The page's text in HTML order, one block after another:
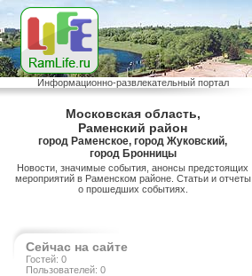
Информационно-развлекательный портал
Московская область,
Раменский район
город Раменское, город Жуковский,
город Бронницы
Новости, значимые события, анонсы предстоящих
мероприятий в Раменском районе. Статьи и отчеты
о прошедших событиях.
Сейчас на сайте
Гостей: 0
Пользователей: 0